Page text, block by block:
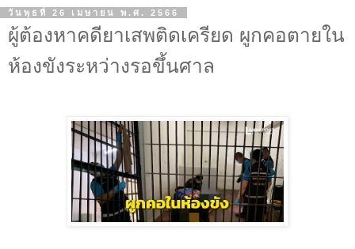
วันพุธที่ 26 เมษายน พ.ศ. 2566
ผู้ต้องหาคดียาเสพติดเครียด ผูกคอตายใน
ห้องขังระหว่างรอขึ้นศาล